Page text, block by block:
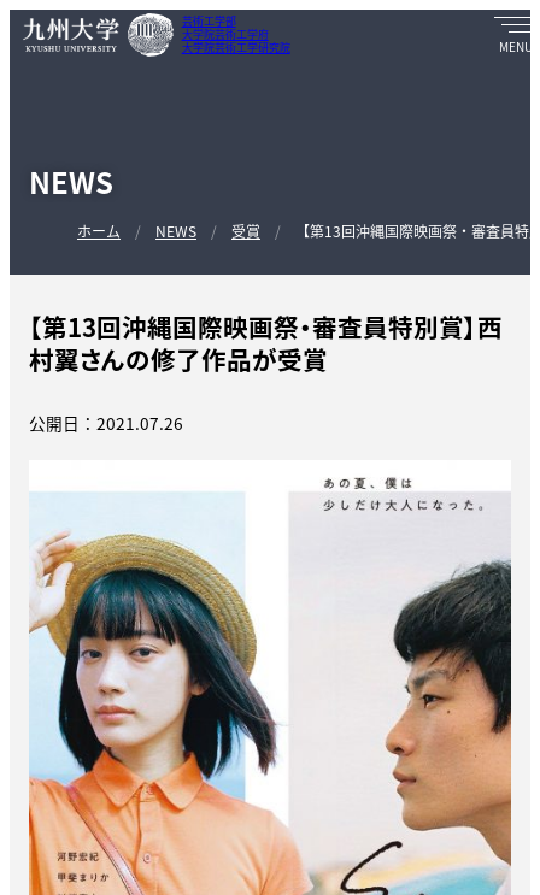
芸術工学部
大学院芸術工学府
大学院芸術工学研究院
NEWS
ホーム NEWS 受賞 【第13回沖縄国際映画祭・審査員
【第13回沖縄国際映画祭・審査員特別賞】西
村翼さんの修了作品が受賞
公開日：2021.07.26